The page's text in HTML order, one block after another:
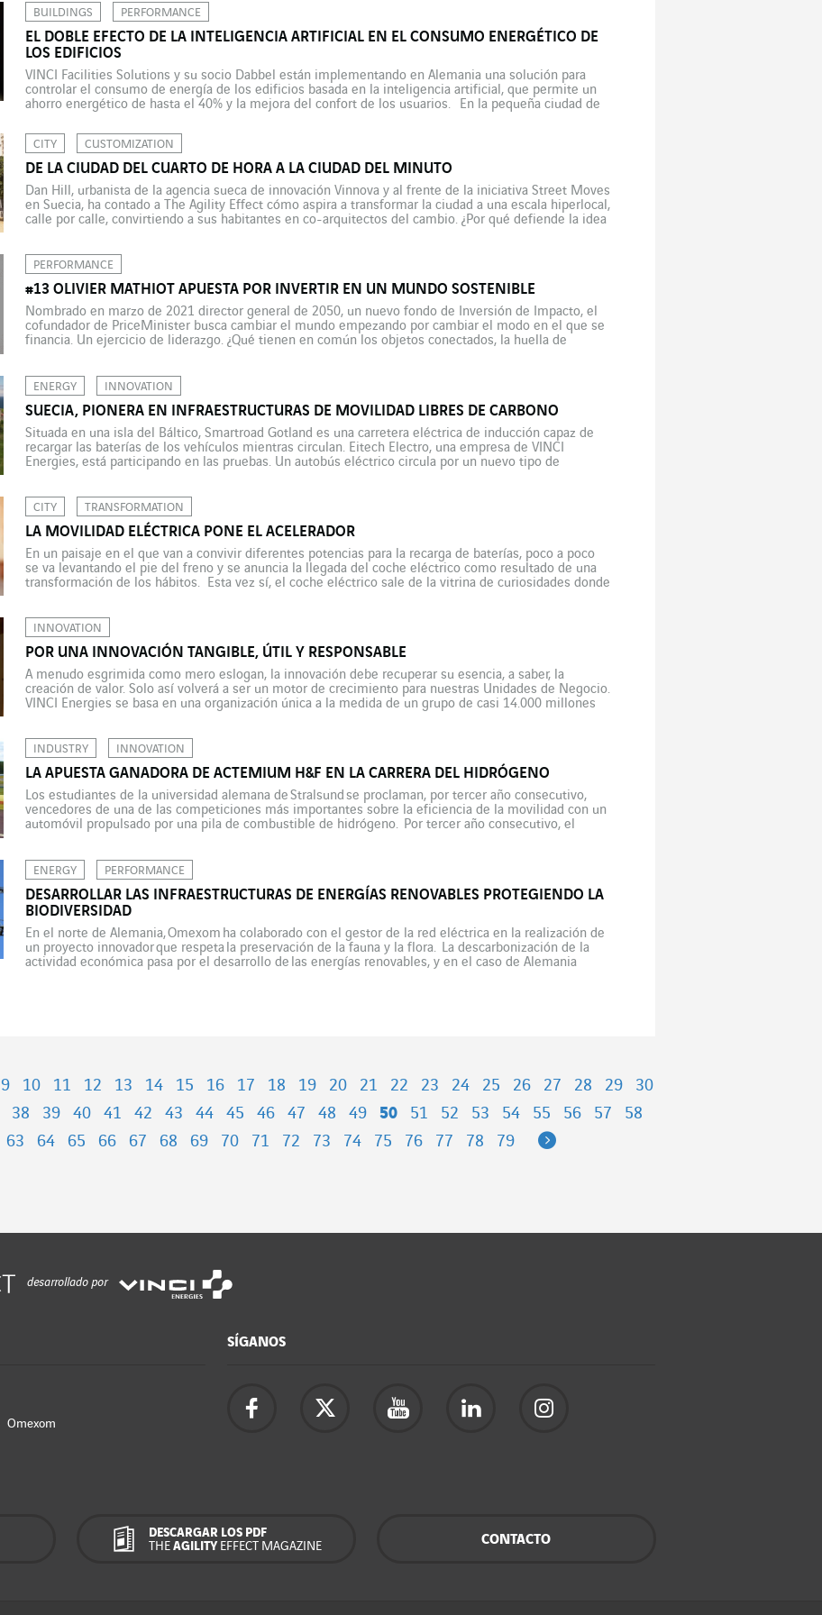
BUILDINGS PERFORMANCE
EL DOBLE EFECTO DE LA INTELIGENCIA ARTIFICIAL EN EL CONSUMO ENERGÉTICO DE
LOS EDIFICIOS
VINCI Facilities Solutions y su socio Dabbel están implementando en Alemania una solución para
controlar el consumo de energía de los edificios basada en la inteligencia artificial, que permite un
ahorro energético de hasta el 40% y la mejora del confort de los usuarios. En la pequeña ciudad de
CITY CUSTOMIZATION
DE LA CIUDAD DEL CUARTO DE HORA A LA CIUDAD DEL MINUTO
Dan Hill, urbanista de la agencia sueca de innovación Vinnova y al frente de la iniciativa Street Moves
en Suecia, ha contado a The Agility Effect cómo aspira a transformar la ciudad a una escala hiperlocal,
calle por calle, convirtiendo a sus habitantes en co-arquitectos del cambio. ¿Por qué defiende la idea
PERFORMANCE
#13 OLIVIER MATHIOT APUESTA POR INVERTIR EN UN MUNDO SOSTENIBLE
Nombrado en marzo de 2021 director general de 2050, un nuevo fondo de Inversión de Impacto, el
cofundador de PriceMinister busca cambiar el mundo empezando por cambiar el modo en el que se
financia. Un ejercicio de liderazgo. ¿Qué tienen en común los objetos conectados, la huella de
ENERGY INNOVATION
SUECIA, PIONERA EN INFRAESTRUCTURAS DE MOVILIDAD LIBRES DE CARBONO
Situada en una isla del Báltico, Smartroad Gotland es una carretera eléctrica de inducción capaz de
recargar las baterías de los vehículos mientras circulan. Eitech Electro, una empresa de VINCI
Energies, está participando en las pruebas. Un autobús eléctrico circula por un nuevo tipo de
CITY TRANSFORMATION
LA MOVILIDAD ELÉCTRICA PONE EL ACELERADOR
En un paisaje en el que van a convivir diferentes potencias para la recarga de baterías, poco a poco
se va levantando el pie del freno y se anuncia la llegada del coche eléctrico como resultado de una
transformación de los hábitos. Esta vez sí, el coche eléctrico sale de la vitrina de curiosidades donde
INNOVATION
POR UNA INNOVACIÓN TANGIBLE, ÚTIL Y RESPONSABLE
A menudo esgrimida como mero eslogan, la innovación debe recuperar su esencia, a saber, la
creación de valor. Solo así volverá a ser un motor de crecimiento para nuestras Unidades de Negocio.
VINCI Energies se basa en una organización única a la medida de un grupo de casi 14.000 millones
INDUSTRY INNOVATION
LA APUESTA GANADORA DE ACTEMIUM H&F EN LA CARRERA DEL HIDRÓGENO
Los estudiantes de la universidad alemana de Stralsund se proclaman, por tercer año consecutivo,
vencedores de una de las competiciones más importantes sobre la eficiencia de la movilidad con un
automóvil propulsado por una pila de combustible de hidrógeno. Por tercer año consecutivo, el
ENERGY PERFORMANCE
DESARROLLAR LAS INFRAESTRUCTURAS DE ENERGÍAS RENOVABLES PROTEGIENDO LA
BIODIVERSIDAD
En el norte de Alemania, Omexom ha colaborado con el gestor de la red eléctrica en la realización de
un proyecto innovador que respeta la preservación de la fauna y la flora. La descarbonización de la
actividad económica pasa por el desarrollo de las energías renovables, y en el caso de Alemania
9 10 11 12 13 14 15 16 17 18 19 20 21 22 23 24 25 26 27 28 29
30
38 39 40 41 42 43 44 45 46 47 48 49 50 51 52 53 54 55 56 57
58
63 64 65 66 67 68 69 70 71 72 73 74 75 76 77 78 79 Next
desarrollado por
Omexom
SÍGANOS
DESCARGAR LOS PDF
THEAGILITY EFFECT MAGAZINE CONTACTO